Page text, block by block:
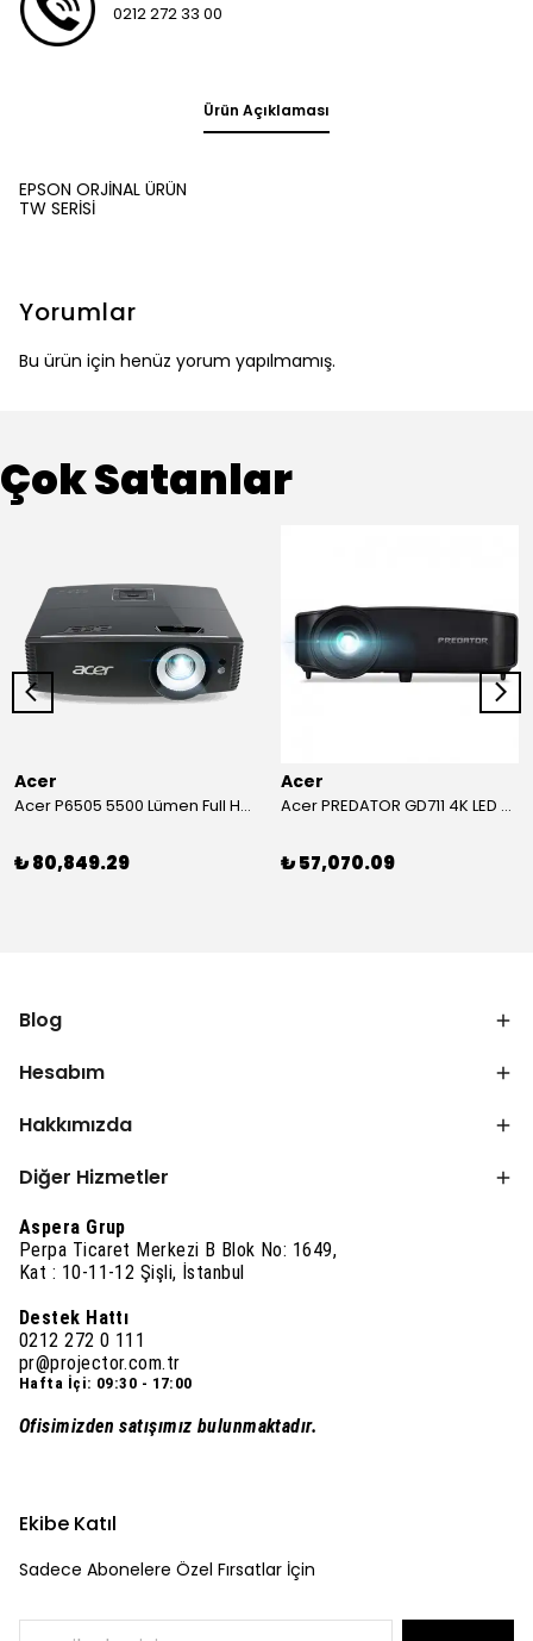
0212 272 33 00
Ürün Açıklaması
EPSON ORJİNAL ÜRÜN
TW SERİSİ
Yorumlar
Bu ürün için henüz yorum yapılmamış.
Çok Satanlar
Acer
Acer P6505 5500 Lümen Full HD Toplantı Odası Projeksiyonu
₺ 80,849.29
Acer
Acer PREDATOR GD711 4K LED Projeksiyon
₺ 57,070.09
Blog
Hesabım
Hakkımızda
Diğer Hizmetler
Aspera Grup
Perpa Ticaret Merkezi B Blok No: 1649,
Kat : 10-11-12 Şişli, İstanbul
Destek Hattı
0212 272 0 111
pr@projector.com.tr
Hafta İçi: 09:30 - 17:00
Ofisimizden satışımız bulunmaktadır.
Ekibe Katıl
Sadece Abonelere Özel Fırsatlar İçin